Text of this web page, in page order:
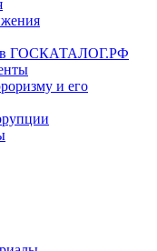
в ГОСКАТАЛОГ.РФ
и его